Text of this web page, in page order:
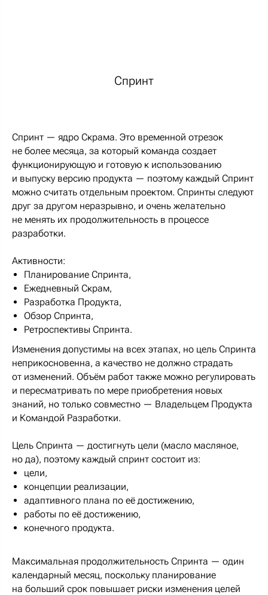
Спринт
Спринт — ядро Скрама. Это временной отрезок
не более месяца, за который команда создает
функционирующую и готовую к использованию
и выпуску версию продукта — поэтому каждый Спринт
можно считать отдельным проектом. Спринты следуют
друг за другом неразрывно, и очень желательно
не менять их продолжительность в процессе
разработки.
Активности:
Планирование Спринта,
Ежедневный Скрам,
Разработка Продукта,
Обзор Спринта,
Ретроспективы Спринта.
Изменения допустимы на всех этапах, но цель Спринта
неприкосновенна, а качество не должно страдать
от изменений. Объём работ также можно регулировать
и пересматривать по мере приобретения новых
знаний, но только совместно — Владельцем Продукта
и Командой Разработки.
Цель Спринта — достигнуть цели (масло масляное,
но да), поэтому каждый спринт состоит из:
цели,
концепции реализации,
адаптивного плана по её достижению,
работы по её достижению,
конечного продукта.
Максимальная продолжительность Спринта — один
календарный месяц, поскольку планирование
на больший срок повышает риски изменения целей